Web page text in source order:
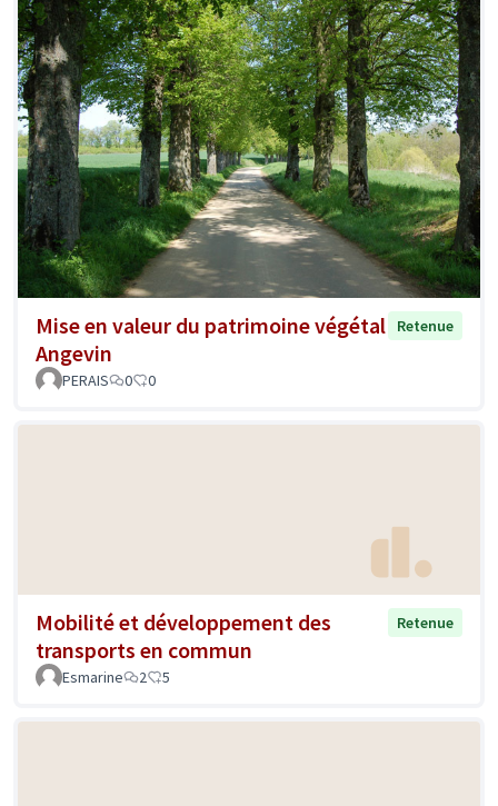
Mise en valeur du patrimoine végétal
Angevin
Retenue
PERAIS 0 0
Mobilité et développement des
transports en commun
Retenue
Esmarine 2 5